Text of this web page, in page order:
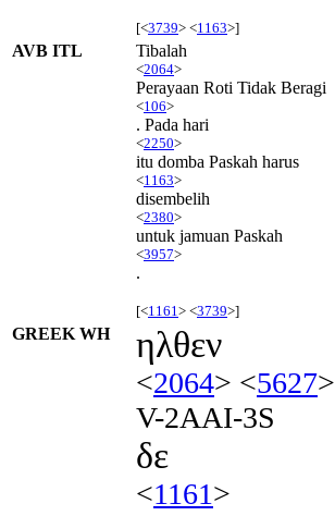
[<3739> <1163>]
AVB ITL Tibalah
<2064>
Perayaan Roti Tidak Beragi
<106>
. Pada hari
<2250>
itu domba Paskah harus
<1163>
disembelih
<2380>
untuk jamuan Paskah
<3957>
.
[<1161 > <3739>]
GREEK WH ηλθεν
<2064> <5627>
V-2AAI-3S
δε
<1161>